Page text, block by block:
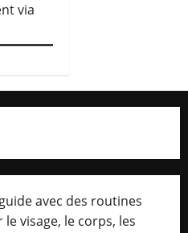
via
avec des routines
visage, le corps, les